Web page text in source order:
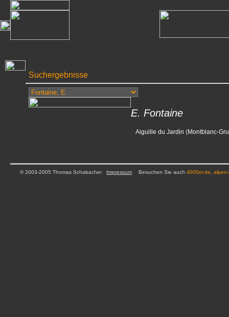
Suchergebnisse
E. Fontaine
Aiguille du Jardin (Montblanc-
© 2003-2005 Thomas Schabacher Impressum Besuchen Sie auch 4000er.de